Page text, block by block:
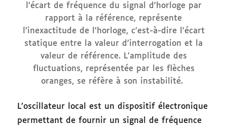
l’écart de fréquence du signal d’horloge par
rapport à la référence, représente
l’inexactitude de l’horloge, c’est-à-dire l’écart
statique entre la valeur d’interrogation et la
valeur de référence. L’amplitude des
fluctuations, représentée par les flèches
oranges, se réfère à son instabilité.
L’oscillateur local est un dispositif électronique
permettant de fournir un signal de fréquence